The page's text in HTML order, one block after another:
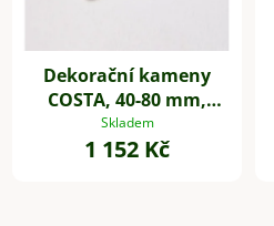
Dekorační kameny
COSTA, 40-80 mm,
plast, šedá
Skladem
1 152 Kč